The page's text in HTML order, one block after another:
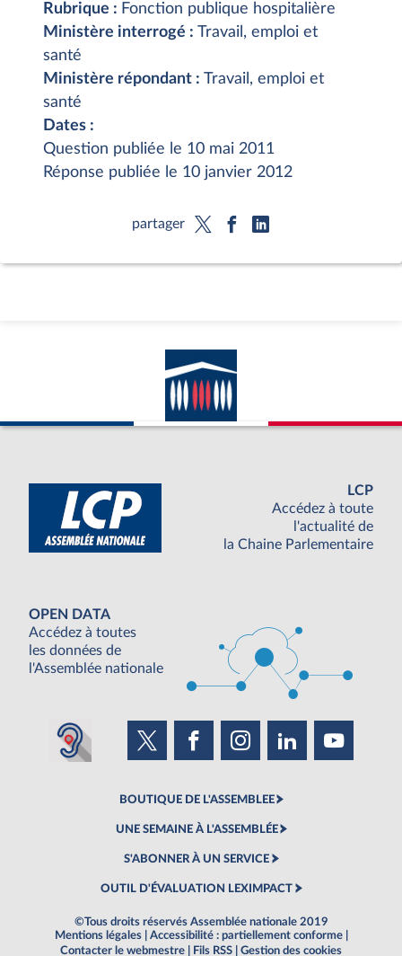
Rubrique : Fonction publique hospitalière
Ministère interrogé : Travail, emploi et
santé
Ministère répondant : Travail, emploi et
santé
Dates :
Question publiée le 10 mai 2011
Réponse publiée le 10 janvier 2012
partager
LCP
Accédez à toute
l'actualité de
la Chaine Parlementaire
OPEN DATA
Accédez à toutes
les données de
l'Assemblée nationale
BOUTIQUE DE L'ASSEMBLEE
UNE SEMAINE À L'ASSEMBLÉE
S'ABONNER À UN SERVICE
OUTIL D'ÉVALUATION LEXIMPACT
©Tous droits réservés Assemblée nationale 2019
Mentions légales
Accessibilité : partiellement conforme
Contacter le webmestre
Fils RSS Gestion des cookies